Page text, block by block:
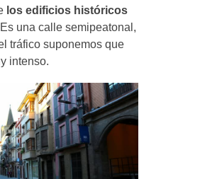
los edificios históricos
una calle semipeatonal,
tráfico suponemos que
intenso.